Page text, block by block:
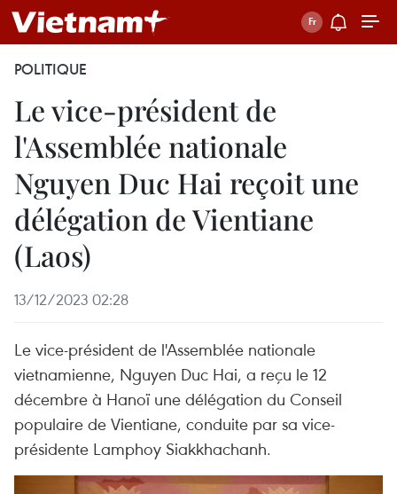
POLITIQUE
Le vice-président de
l'Assemblée nationale
Nguyen Duc Hai reçoit une
délégation de Vientiane
(Laos)
13/12/2023 02:28
Le vice-président de l'Assemblée nationale
vietnamienne, Nguyen Duc Hai, a reçu le 12
décembre à Hanoï une délégation du Conseil
populaire de Vientiane, conduite par sa vice-
présidente Lamphoy Siakkhachanh.